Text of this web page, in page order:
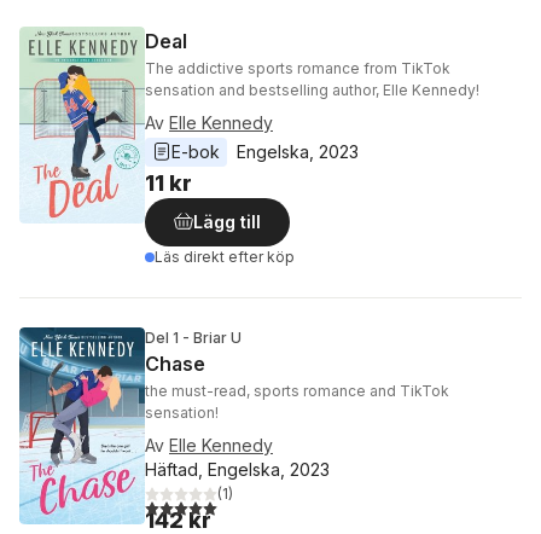
Deal
The addictive sports romance from TikTok
sensation and bestselling author, Elle Kennedy!
Av Elle Kennedy
E-bok
Engelska 2023
11 kr
Lägg till
Läs direkt efter köp
Del 1 - Briar U
Chase
the must-read, sports romance and TikTok
sensation!
Av Elle Kennedy
Häftad, Engelska, 2023
5,0utav 5 stjärnor. Totalt antal röster:
(1)
142 kr